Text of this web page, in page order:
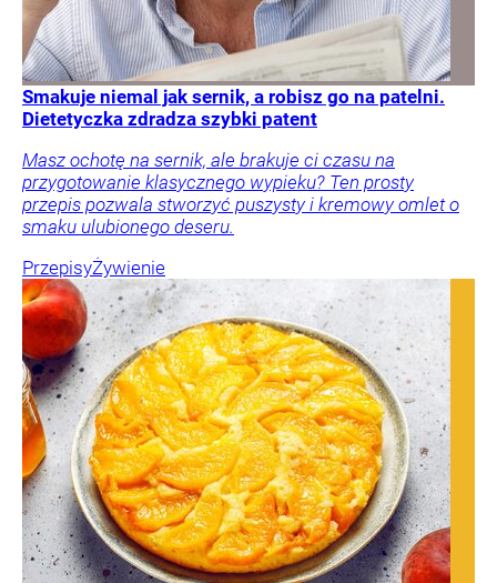
Smakuje niemal jak sernik, a robisz go na patelni.
Dietetyczka zdradza szybki patent
Masz ochotę na sernik, ale brakuje ci czasu na
przygotowanie klasycznego wypieku? Ten prosty
przepis pozwala stworzyć puszysty i kremowy omlet o
smaku ulubionego deseru.
PrzepisyŻywienie